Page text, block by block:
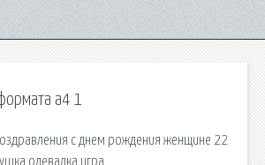
а4 1
с днем рождения женщине 22
одевалка игра.